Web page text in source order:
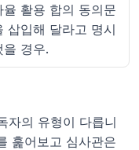
율 활용 합의 동의문
삽입해 달라고 명시
을 경우.
자의 유형이 다릅니
훑어보고 심사관은